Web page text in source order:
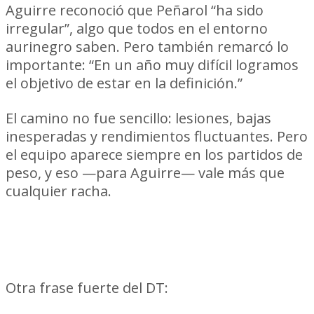
Aguirre reconoció que Peñarol “ha sido
irregular”, algo que todos en el entorno
aurinegro saben. Pero también remarcó lo
importante: “En un año muy difícil logramos
el objetivo de estar en la definición.”
El camino no fue sencillo: lesiones, bajas
inesperadas y rendimientos fluctuantes. Pero
el equipo aparece siempre en los partidos de
peso, y eso —para Aguirre— vale más que
cualquier racha.
Otra frase fuerte del DT: